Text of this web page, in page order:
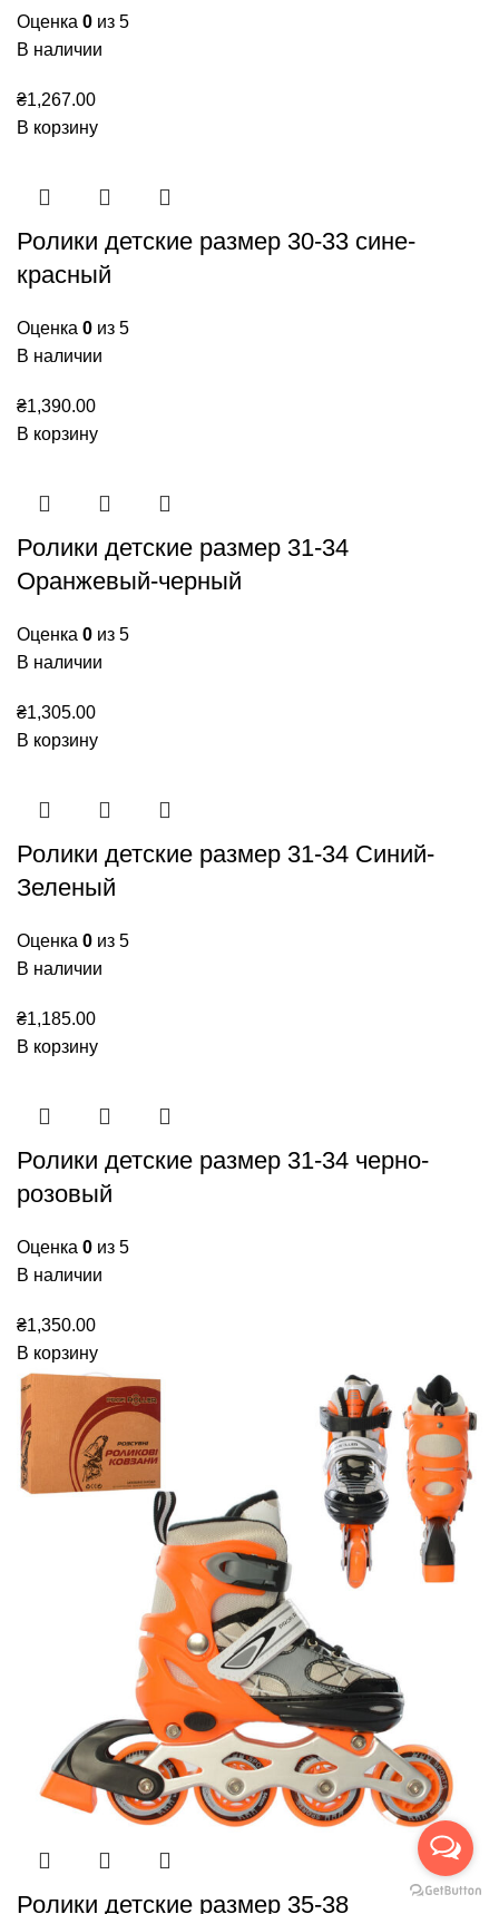
Оценка 0 из 5
В наличии
₴1,267.00
В корзину
Ролики детские размер 30-33 сине-
красный
Оценка 0 из 5
В наличии
₴1,390.00
В корзину
Ролики детские размер 31-34
Оранжевый-черный
Оценка 0 из 5
В наличии
₴1,305.00
В корзину
Ролики детские размер 31-34 Синий-
Зеленый
Оценка 0 из 5
В наличии
₴1,185.00
В корзину
Ролики детские размер 31-34 черно-
розовый
Оценка 0 из 5
В наличии
₴1,350.00
В корзину
Ролики детские размер 35-38